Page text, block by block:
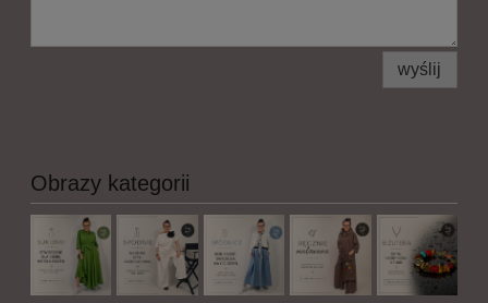
wyślij
Obrazy kategorii